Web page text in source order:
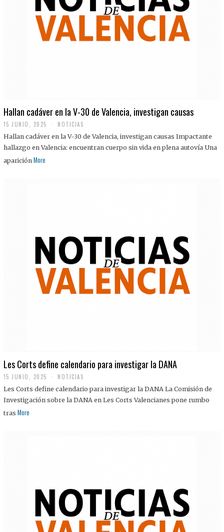
Hallan cadáver en la V-30 de Valencia, investigan causas
15 JUNIO, 2025 NOTICIAS
Hallan cadáver en la V-30 de Valencia, investigan causas Impactante
hallazgo en Valencia: encuentran cuerpo sin vida en plena autovía Una
aparición More
Les Corts define calendario para investigar la DANA
15 JUNIO, 2025 NOTICIAS
Les Corts define calendario para investigar la DANA La Comisión de
Investigación sobre la DANA en Les Corts Valencianes pone rumbo
tras More